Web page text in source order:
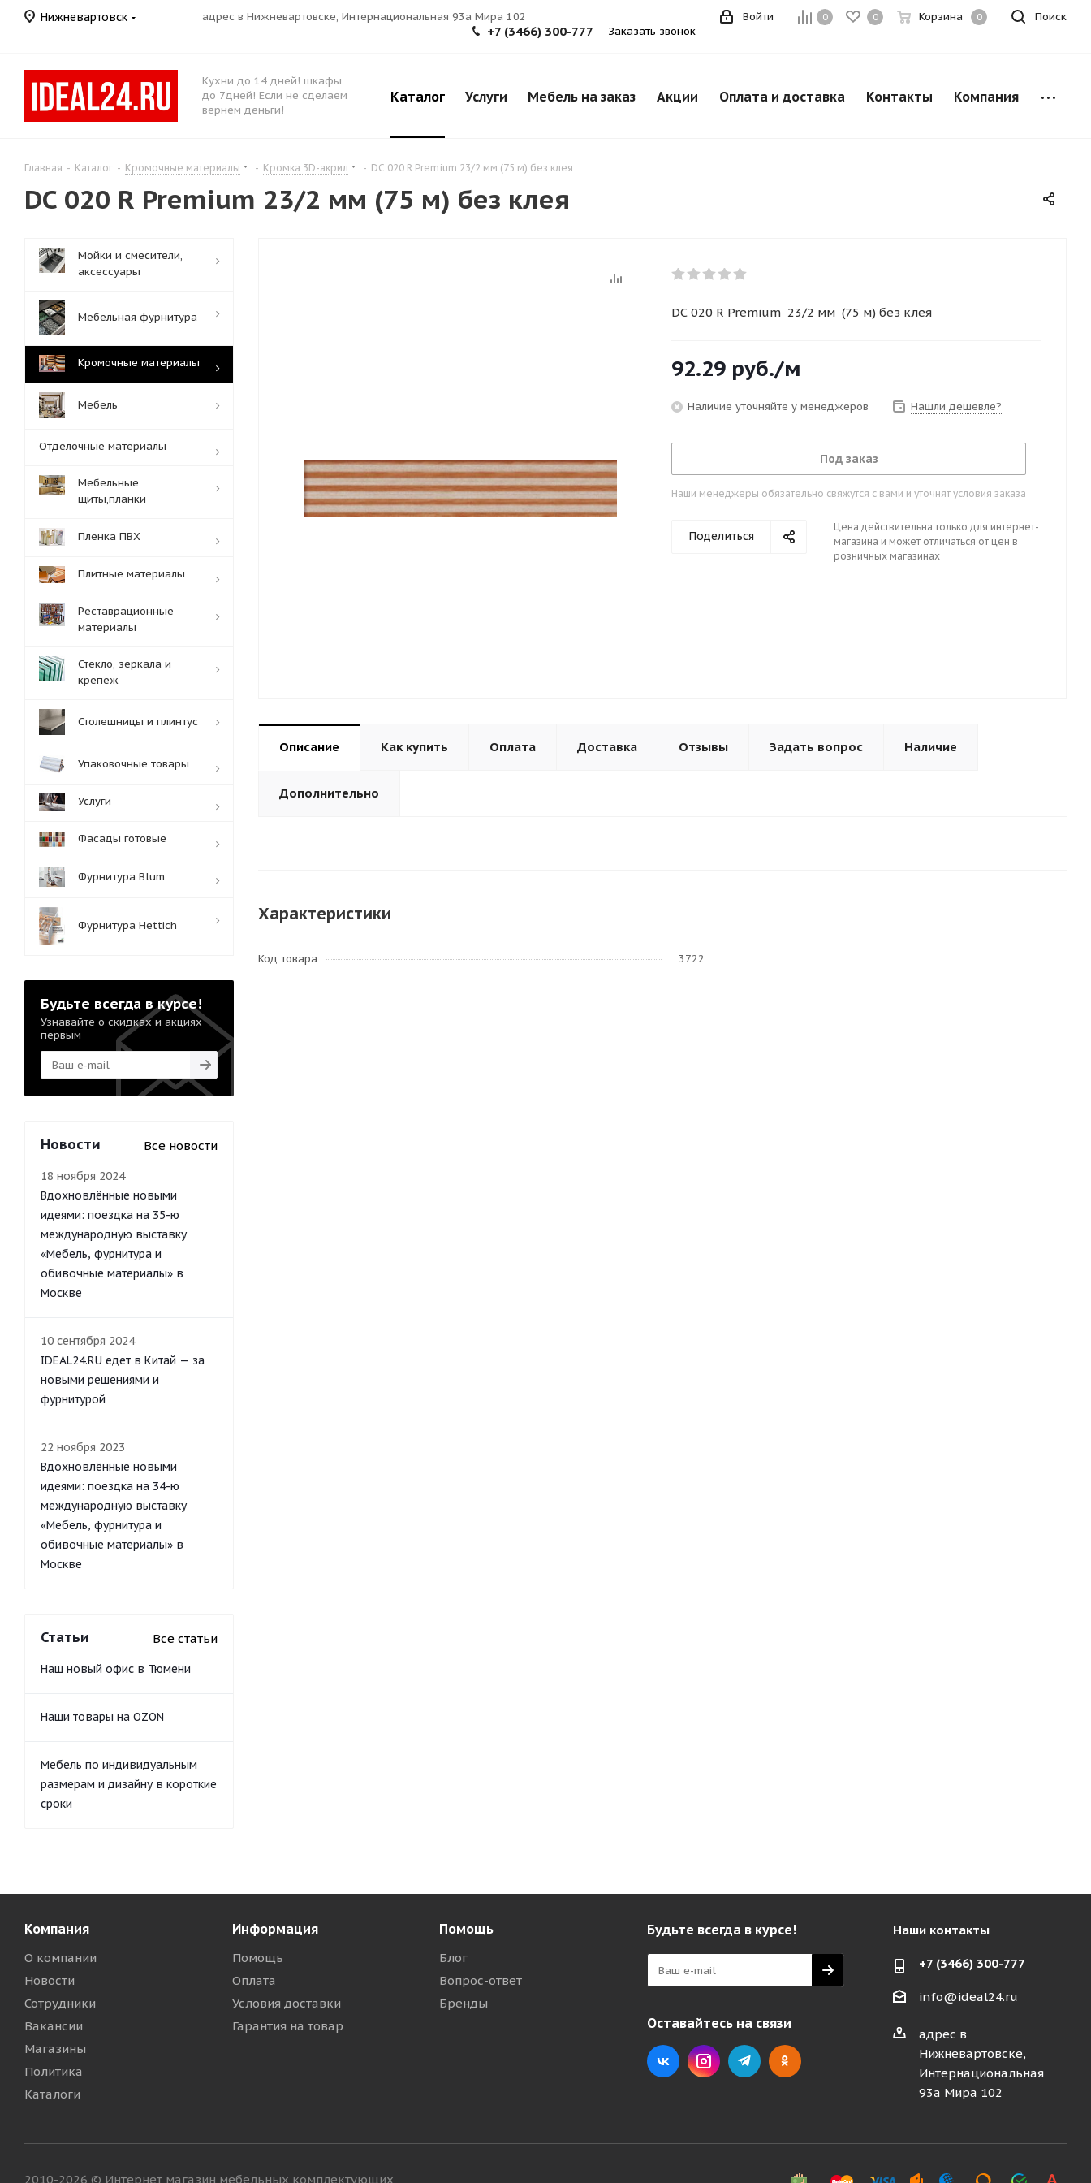
Нижневартовск адрес в Нижневартовске, Интернациональная 93а Мира 102 Поиск
0 0 Корзина 0
Войти
+7 (3466) 300-777 Заказать звонок
Кухни до 14 дней! шкафы
до 7дней! Если не сделаем
вернем деньги!
Каталог Услуги Мебель на заказ Акции Оплата и доставка Контакты Компания
Главная - Каталог - Кромочные материалы - Кромка 3D-акрил - DC 020 R Premium 23/2 мм (75 м) без клея
DC 020 R Premium 23/2 мм (75 м) без клея
DC 020 R Premium 23/2 мм (75 м) без клея
92.29 руб./м
Наличие уточняйте у менеджеров Нашли дешевле?
Под заказ
Наши менеджеры обязательно свяжутся с вами и уточнят условия заказа
Поделиться
Цена действительна только для интернет-
магазина и может отличаться от цен в
розничных магазинах
Описание Как купить Оплата Доставка Отзывы Задать вопрос Наличие
Дополнительно
Характеристики
Код товара 3722
Мойки и смесители,
аксессуары
Мебельная фурнитура
Кромочные материалы
Мебель
Отделочные материалы
Мебельные
щиты,планки
Пленка ПВХ
Плитные материалы
Реставрационные
материалы
Стекло, зеркала и
крепеж
Столешницы и плинтус
Упаковочные товары
Услуги
Фасады готовые
Фурнитура Blum
Фурнитура Hettich
Будьте всегда в курсе!
Узнавайте о скидках и акциях
первым
Новости Все новости
18 ноября 2024
Вдохновлённые новыми
идеями: поездка на 35-ю
международную выставку
«Мебель, фурнитура и
обивочные материалы» в
Москве
10 сентября 2024
IDEAL24.RU едет в Китай — за
новыми решениями и
фурнитурой
22 ноября 2023
Вдохновлённые новыми
идеями: поездка на 34-ю
международную выставку
«Мебель, фурнитура и
обивочные материалы» в
Москве
Статьи Все статьи
Наш новый офис в Тюмени
Наши товары на OZON
Мебель по индивидуальным
размерам и дизайну в короткие
сроки
Компания
О компании
Новости
Сотрудники
Вакансии
Магазины
Политика
Каталоги
Информация
Помощь
Оплата
Условия доставки
Гарантия на товар
Помощь
Блог
Вопрос-ответ
Бренды
Будьте всегда в курсе!
Оставайтесь на связи
Наши контакты
+7 (3466) 300-777
info@ideal24.ru
адрес в
Нижневартовске,
Интернациональная
93а Мира 102
2010-2026 © Интернет магазин мебельных комплектующих